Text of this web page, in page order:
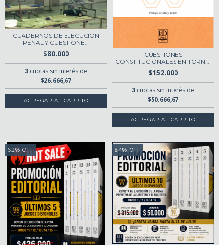
CUADERNOS DE EJECUCIÓN
PENAL Y CUESTIONE...
$80.000
3 cuotas sin interés de
$26.666,67
CUESTIONES
CONSTITUCIONALES EN TORNO
A L...
$152.000
3 cuotas sin interés de
$50.666,67
62%OFF 84% OFF